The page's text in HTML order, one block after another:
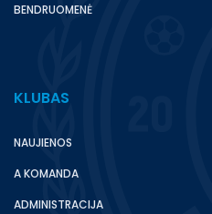
BENDRUOMENĖ
KLUBAS
NAUJIENOS
A KOMANDA
ADMINISTRACIJA